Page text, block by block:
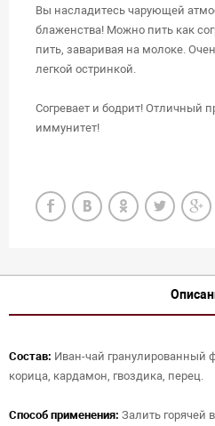
Вы насладитесь чарующей
блаженства! Можно пить как
пить, заваривая на молоке.
легкой остринкой.
Согревает и бодрит! Отличный
иммунитет!
Состав: Иван-чай гранулированный
корица, кардамон, гвоздика, перец.
Способ применения: Залить горячей